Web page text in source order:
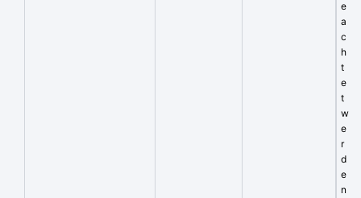
e
a
c
h
t
e
t
w
e
r
d
e
n